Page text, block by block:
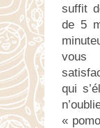
suffit
de 5
vous
qui
«